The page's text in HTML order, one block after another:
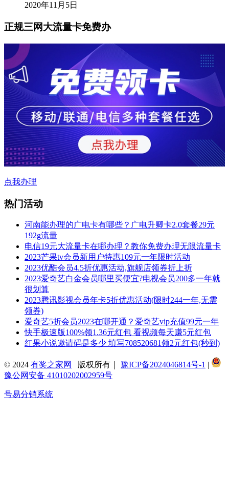
2020年11月5日
正规三网大流量卡免费办
点我办理
热门活动
河南能办理的广电卡有哪些？广电升卿卡2.0套餐29元
192g流量
电信19元大流量卡在哪办理？教你免费办理无限流量卡
2023芒果tv会员新用户特惠109元一年限时活动
2023优酷会员4.5折优惠活动,旗舰店领券折上折
2023爱奇艺白金会员哪里买便宜?电视会员200多一年就
很划算
2023腾讯影视会员年卡5折优惠活动(限时244一年,无需
领券)
爱奇艺5折会员2023在哪开通？爱奇艺vip充值99元一年
快手极速版100%领1.36元红包 看视频每天赚5元红包
红果小说邀请码是多少 填写708520681领2元红包(秒到)
© 2024 有奖之家网 版权所有｜ 豫ICP备2024046814号-1 |
豫公网安备 41010202002959号
号易分销系统